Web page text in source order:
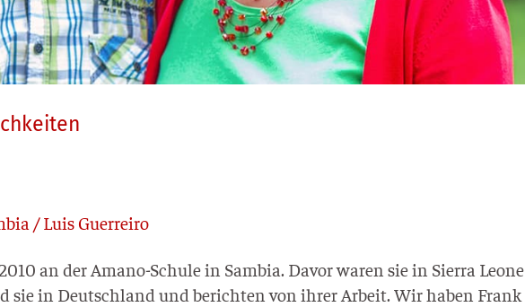
/Luis Guerreiro
an der Ama­no-Schu­le in Sam­bia. Davor waren sie in Sier­ra Leo­ne
sie in Deutsch­land und berich­ten von ihrer Arbeit. Wir haben Frank